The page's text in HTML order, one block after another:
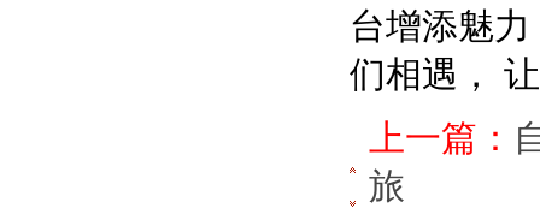
台增添魅力
们相遇，
上一篇：
旅